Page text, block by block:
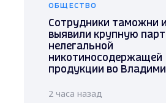
ОБЩЕСТВО
Сотрудники таможни
выявили крупную
нелегальной
никотиносодержащей
продукции во
2 часа назад